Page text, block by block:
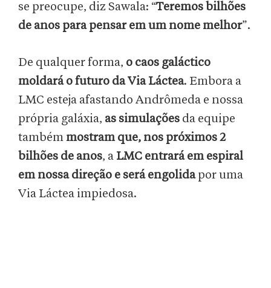
se preocupe, diz Sawala: “Teremos bilhões
de anos para pensar em um nome melhor”.
De qualquer forma, o caos galáctico
moldará o futuro da Via Láctea. Embora a
LMC esteja afastando Andrômeda e nossa
própria galáxia, as simulações da equipe
também mostram que, nos próximos 2
bilhões de anos, a LMC entrará em espiral
em nossa direção e será engolidapor uma
Via Láctea impiedosa.